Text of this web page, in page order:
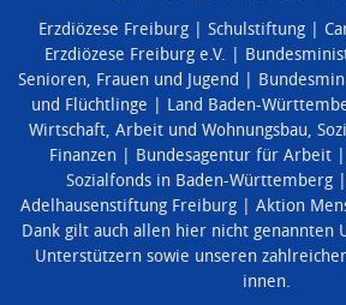
Erzdiözese Freiburg
Schulstiftung
Erzdiözese Freiburg e.V.
Senioren, Frauen und Jugend
und Flüchtlinge
Land Baden-
Wirtschaft, Arbeit und Wohnungsbau,
Finanzen
Bundesagentur für Arbeit
Sozialfonds in Baden-Württemberg
Adelhausenstiftung Freiburg
Aktion
Dank gilt auch allen hier nicht genannten
Unterstützern sowie unseren
innen.